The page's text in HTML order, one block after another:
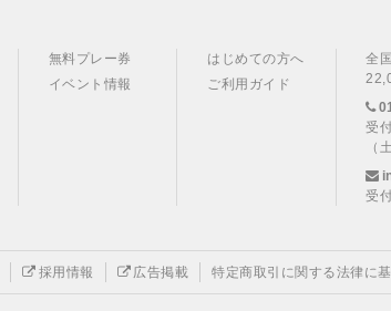
無料プレー券
イベント情報
はじめての方へ
ご利用ガイド
全
受
（
受
採用情報 広告掲載 特定商取引に関する法律に